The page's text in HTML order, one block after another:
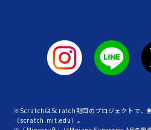
※ScratchはScratch財団のプロジェクトで、
（scratch.mit.edu）。